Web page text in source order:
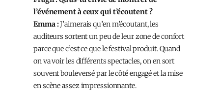
l’événement à ceux qui t’écoutent ?
Emma :J’aimerais qu’en m’écoutant, les
auditeurs sortent un peu de leur zone de confort
parce que c’est ce que le festival produit. Quand
on va voir les différents spectacles, on en sort
souvent bouleversé par le côté engagé et la mise
en scène assez impressionnante.